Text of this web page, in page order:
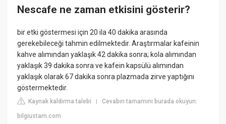
Nescafe ne zaman etkisini gösterir?
bir etki göstermesi için 20 ila 40 dakika arasında
gerekebileceği tahmin edilmektedir. Araştırmalar kafeinin
kahve alımından yaklaşık 42 dakika sonra; kola alımından
yaklaşık 39 dakika sonra ve kafein kapsülü alımından
yaklaşık olarak 67 dakika sonra plazmada zirve yaptığını
göstermektedir.
Kaynak kaldırma talebi |Cevabın tamamını burada okuyun:
bilgiustam.com